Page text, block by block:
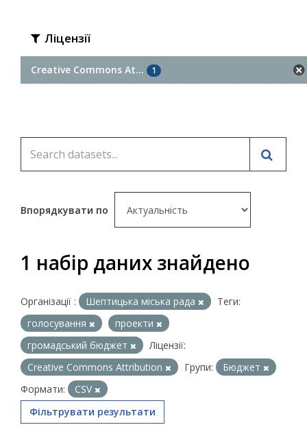
Ліцензії
Creative Commons At... 1
Впорядкувати по
1 набір даних знайдено
Організації : Шептицька міська рада
Теги:
голосування
проекти
громадський бюджет
Ліцензії:
Creative Commons Attribution
Групи:
Бюджет
Формати:
CSV
Фільтрувати результати